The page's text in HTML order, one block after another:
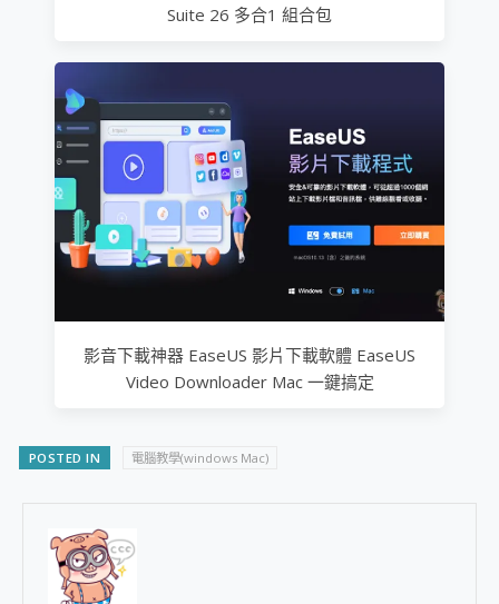
Suite 26 多合1 組合包
影音下載神器 EaseUS 影片下載軟體 EaseUS
Video Downloader Mac 一鍵搞定
POSTED IN 電腦教學(windows Mac)